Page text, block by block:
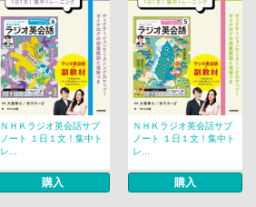
ＮＨＫラジオ英会話サブ
ノート １日１文！集中ト
レ...
購入
ＮＨＫラジオ英会話サブ
ノート １日１文！集中ト
レ...
購入